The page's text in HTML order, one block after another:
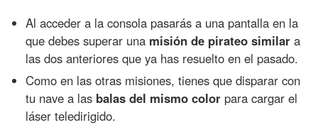
Al acceder a la consola pasarás a una pantalla en la
que debes superar una misión de pirateo similar a
las dos anteriores que ya has resuelto en el pasado.
Como en las otras misiones, tienes que disparar con
tu nave a las balas del mismo color para cargar el
láser teledirigido.